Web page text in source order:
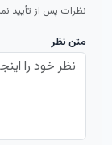
نظرات پس از تأیید
متن نظر